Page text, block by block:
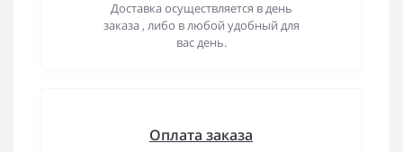
Доставка осуществляется в день
заказа , либо в любой удобный для
вас день.
Оплата заказа